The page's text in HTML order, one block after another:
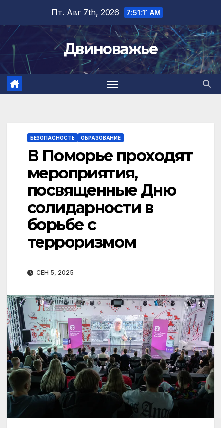
содержимому
Пт. Авг 7th, 2026 7:51:12 AM
Двиноважье
БЕЗОПАСНОСТЬ ОБРАЗОВАНИЕ
В Поморье проходят
мероприятия,
посвященные Дню
солидарности в
борьбе с
терроризмом
СЕН 5, 2025